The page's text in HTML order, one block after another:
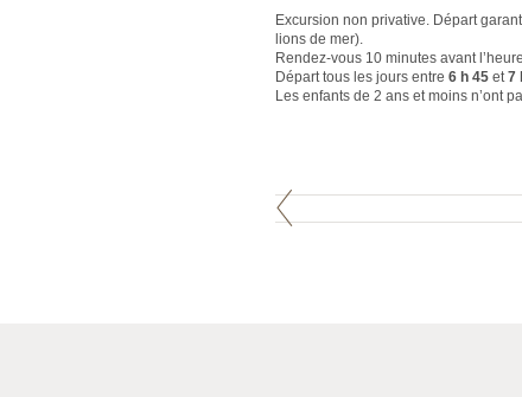
Excursion non privative. Départ
lions de mer).
Rendez-vous 10 minutes avant
Départ tous les jours entre 6 h 45 et7
Les enfants de 2 ans et moins n’ont